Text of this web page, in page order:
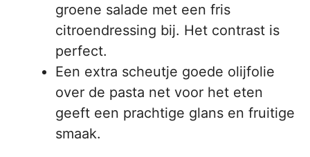
groene salade met een fris
citroendressing bij. Het contrast is
perfect.
Een extra scheutje goede olijfolie
over de pasta net voor het eten
geeft een prachtige glans en fruitige
smaak.